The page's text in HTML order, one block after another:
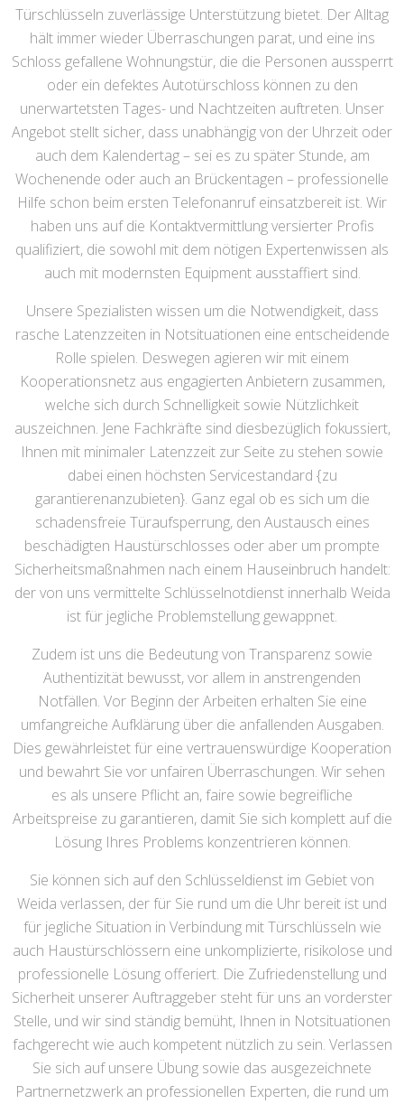
Türschlüsseln zuverlässige Unterstützung bietet. Der Alltag
hält immer wieder Überraschungen parat, und eine ins
Schloss gefallene Wohnungstür, die die Personen aussperrt
oder ein defektes Autotürschloss können zu den
unerwartetsten Tages- und Nachtzeiten auftreten. Unser
Angebot stellt sicher, dass unabhängig von der Uhrzeit oder
auch dem Kalendertag – sei es zu später Stunde, am
Wochenende oder auch an Brückentagen – professionelle
Hilfe schon beim ersten Telefonanruf einsatzbereit ist. Wir
haben uns auf die Kontaktvermittlung versierter Profis
qualifiziert, die sowohl mit dem nötigen Expertenwissen als
auch mit modernsten Equipment ausstaffiert sind.
Unsere Spezialisten wissen um die Notwendigkeit, dass
rasche Latenzzeiten in Notsituationen eine entscheidende
Rolle spielen. Deswegen agieren wir mit einem
Kooperationsnetz aus engagierten Anbietern zusammen,
welche sich durch Schnelligkeit sowie Nützlichkeit
auszeichnen. Jene Fachkräfte sind diesbezüglich fokussiert,
Ihnen mit minimaler Latenzzeit zur Seite zu stehen sowie
dabei einen höchsten Servicestandard {zu
garantierenanzubieten}. Ganz egal ob es sich um die
schadensfreie Türaufsperrung, den Austausch eines
beschädigten Haustürschlosses oder aber um prompte
Sicherheitsmaßnahmen nach einem Hauseinbruch handelt:
der von uns vermittelte Schlüsselnotdienst innerhalb Weida
ist für jegliche Problemstellung gewappnet.
Zudem ist uns die Bedeutung von Transparenz sowie
Authentizität bewusst, vor allem in anstrengenden
Notfällen. Vor Beginn der Arbeiten erhalten Sie eine
umfangreiche Aufklärung über die anfallenden Ausgaben.
Dies gewährleistet für eine vertrauenswürdige Kooperation
und bewahrt Sie vor unfairen Überraschungen. Wir sehen
es als unsere Pflicht an, faire sowie begreifliche
Arbeitspreise zu garantieren, damit Sie sich komplett auf die
Lösung Ihres Problems konzentrieren können.
Sie können sich auf den Schlüsseldienst im Gebiet von
Weida verlassen, der für Sie rund um die Uhr bereit ist und
für jegliche Situation in Verbindung mit Türschlüsseln wie
auch Haustürschlössern eine unkomplizierte, risikolose und
professionelle Lösung offeriert. Die Zufriedenstellung und
Sicherheit unserer Auftraggeber steht für uns an vorderster
Stelle, und wir sind ständig bemüht, Ihnen in Notsituationen
fachgerecht wie auch kompetent nützlich zu sein. Verlassen
Sie sich auf unsere Übung sowie das ausgezeichnete
Partnernetzwerk an professionellen Experten, die rund um